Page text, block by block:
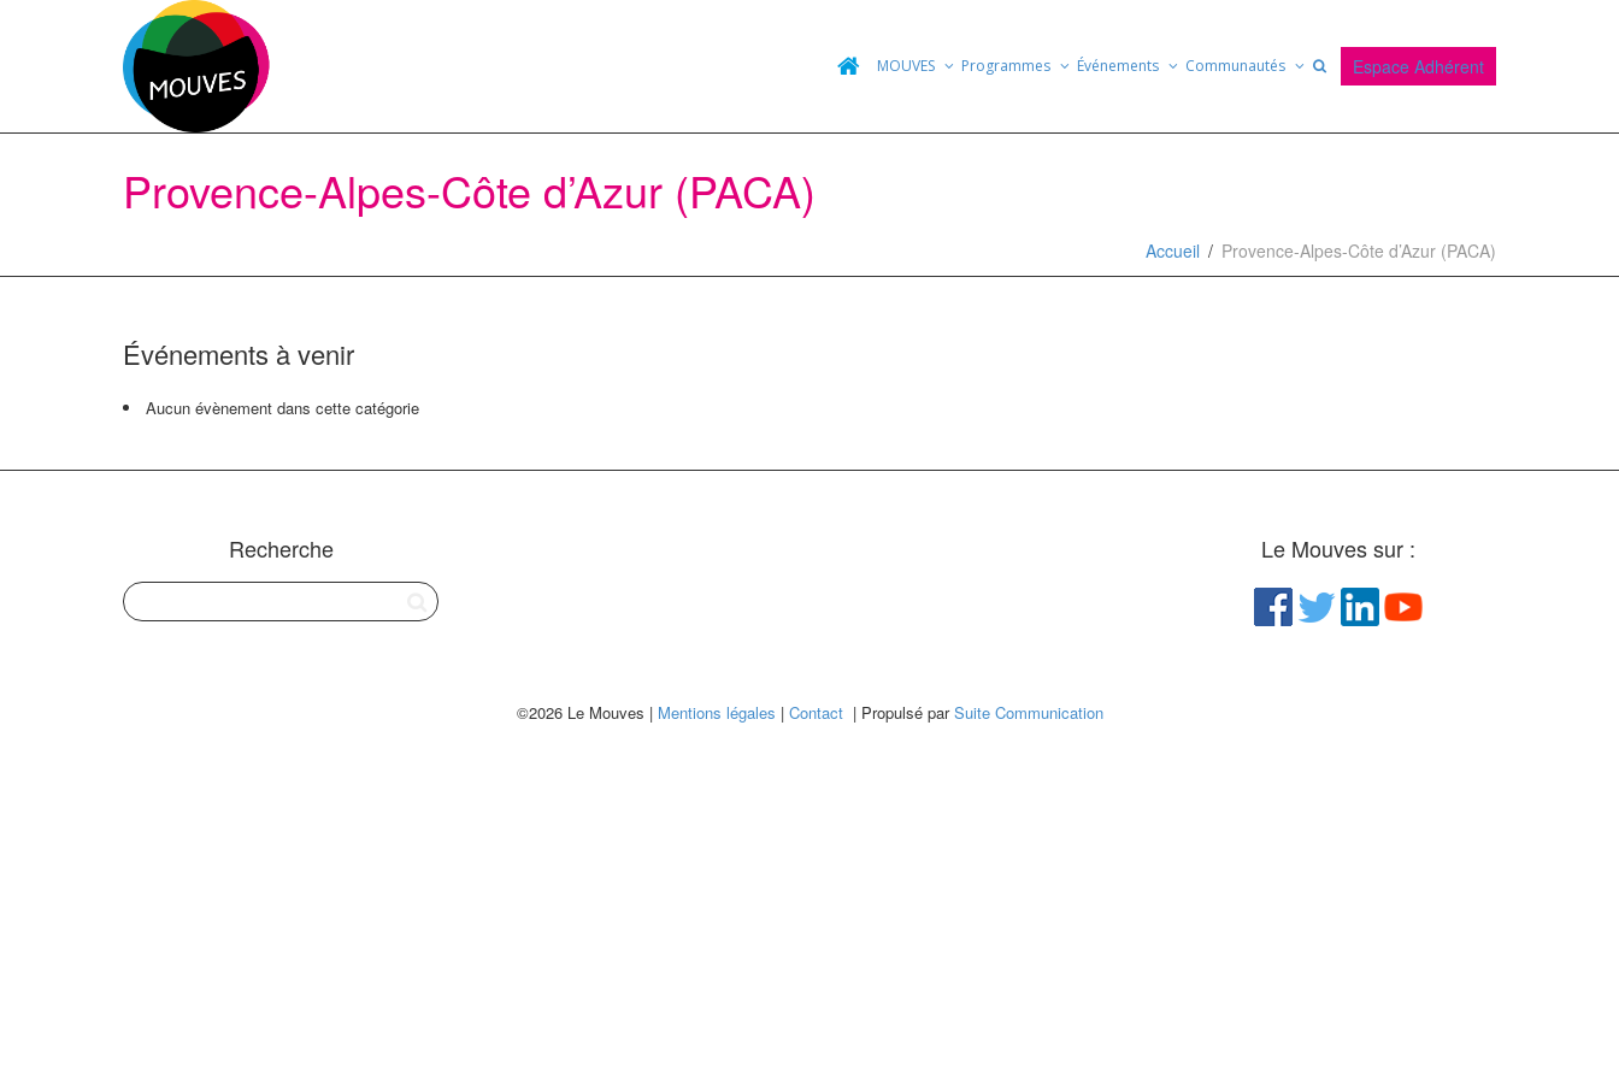
MOUVES Programmes Événements Communautés Espace Adhérent
Provence-Alpes-Côte d’Azur (PACA)
Accueil Provence-Alpes-Côte d’Azur (PACA)
Événements à venir
Aucun évènement dans cette catégorie
Recherche Le Mouves sur :
©2026 Le Mouves | Mentions légales | Contact| Propulsé parSuite Communication